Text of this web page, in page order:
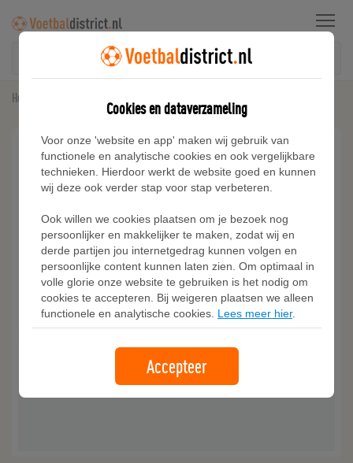
Menu
Home
Cookies en dataverzameling
Voor onze 'website en app' maken wij gebruik van
functionele en analytische cookies en ook vergelijkbare
technieken. Hierdoor werkt de website goed en kunnen
wij deze ook verder stap voor stap verbeteren.
Ook willen we cookies plaatsen om je bezoek nog
persoonlijker en makkelijker te maken, zodat wij en
derde partijen jou internetgedrag kunnen volgen en
persoonlijke content kunnen laten zien. Om optimaal in
volle glorie onze website te gebruiken is het nodig om
cookies te accepteren. Bij weigeren plaatsen we alleen
functionele en analytische cookies. Lees meer hier.
Accepteer